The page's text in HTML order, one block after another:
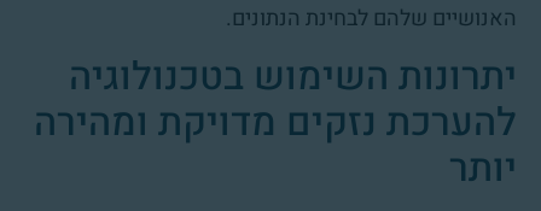
האנושיים שלהם לבחינת הנתונים.
יתרונות השימוש בטכנולוגיה
להערכת נזקים מדויקת ומהירה
יותר